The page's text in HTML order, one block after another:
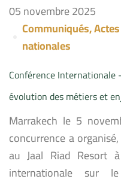
05 novembre 2025
Communiqués,
nationales
Conférence
évolution des métiers et
Marrakech le 5
concurrence a
au Jaal Riad Resort
internationale sur